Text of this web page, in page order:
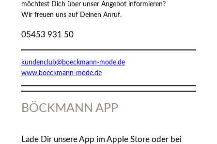
möchtest Dich über unser Angebot informieren?
Wir freuen uns auf Deinen Anruf.
05453 931 50
kundenclub@boeckmann-mode.de
www.boeckmann-mode.de
BÖCKMANN APP
Lade Dir unsere App im Apple Store oder bei